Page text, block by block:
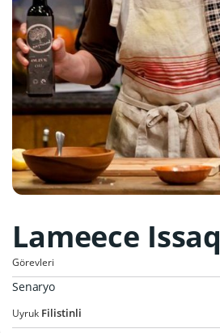
Lameece Issaq
Görevleri
Senaryo
Uyruk Filistinli